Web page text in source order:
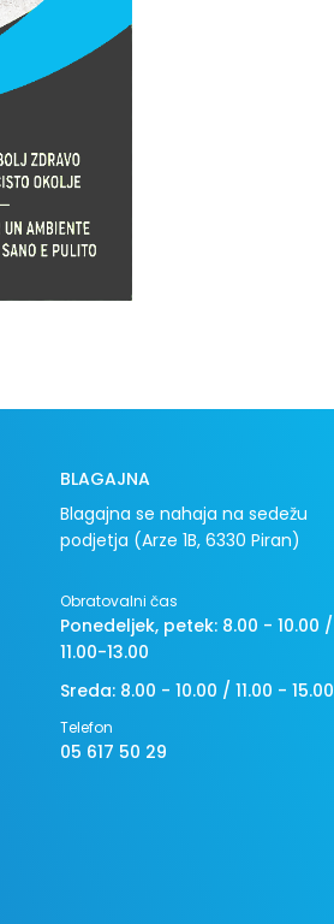
BLAGAJNA
Blagajna se nahaja na sedežu
podjetja (Arze 1B, 6330 Piran)
Obratovalni čas
Ponedeljek, petek: 8.00 - 10.00 /
11.00-13.00
Sreda: 8.00 - 10.00 / 11.00 - 15.00
Telefon
05 617 50 29